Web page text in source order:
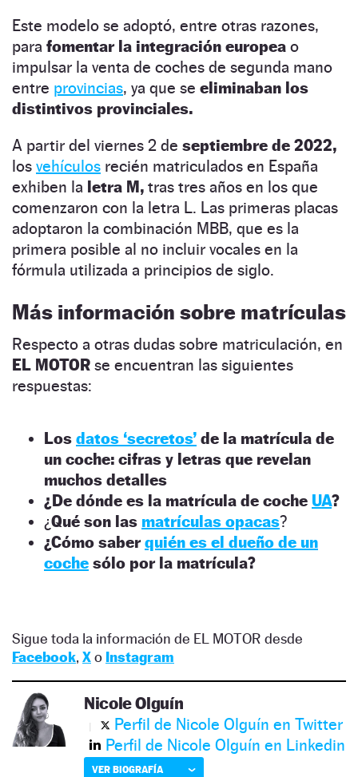
Este modelo se adoptó, entre otras razones,
para fomentar la integración europea o
impulsar la venta de coches de segunda mano
entre provincias, ya que se eliminaban los
distintivos provinciales.
A partir del viernes 2 de septiembre de 2022,
los vehículos recién matriculados en España
exhiben la letra M, tras tres años en los que
comenzaron con la letra L. Las primeras placas
adoptaron la combinación MBB, que es la
primera posible al no incluir vocales en la
fórmula utilizada a principios de siglo.
Más información sobre matrículas
Respecto a otras dudas sobre matriculación, en
EL MOTOR se encuentran las siguientes
respuestas:
Los datos ‘secretos’ de la matrícula de
un coche: cifras y letras que revelan
muchos detalles
¿De dónde es la matrícula de coche UA?
¿Qué son las matrículas opacas?
¿Cómo saberquién es el dueño de un
coche sólo por la matrícula?
Sigue toda la información de EL MOTOR desde
Facebook, Xo Instagram
Nicole Olguín
Perfil de Nicole Olguín en Twitter
Perfil de Nicole Olguín en Linkedin
VER BIOGRAFÍA